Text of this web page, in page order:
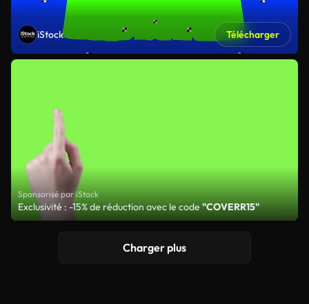
iStock Télécharger
Sponsorisé par iStock
Exclusivité : -15% de réduction avec le code"COVERR15"
Charger plus